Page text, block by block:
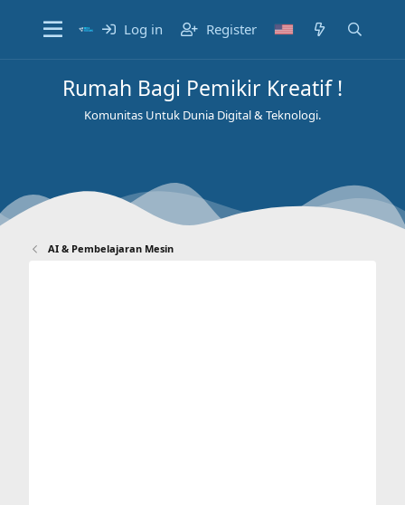
Log in Register
Rumah Bagi Pemikir Kreatif !
Komunitas Untuk Dunia Digital & Teknologi.
AI & Pembelajaran Mesin